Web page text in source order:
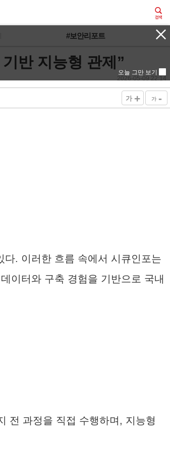
#보안리포트
반 지능형 관제”
2026-05-09 22:14
가 + 가 -
다. 이러한 흐름 속에서 시큐인포는
이터와 구축 경험을 기반으로 국내
전 과정을 직접 수행하며, 지능형
오늘 그만 보기